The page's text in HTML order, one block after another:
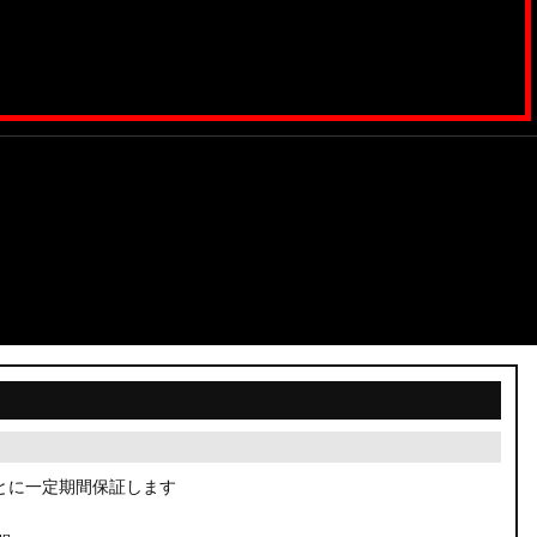
に一定期間保証します